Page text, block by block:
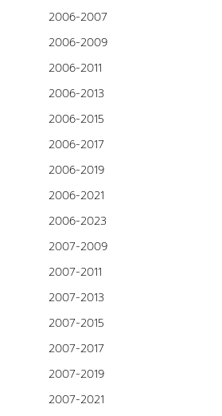
2006-2007
2006-2009
2006-2011
2006-2013
2006-2015
2006-2017
2006-2019
2006-2021
2006-2023
2007-2009
2007-2011
2007-2013
2007-2015
2007-2017
2007-2019
2007-2021